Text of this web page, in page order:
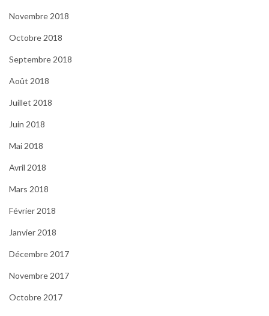
Novembre 2018
Octobre 2018
Septembre 2018
Août 2018
Juillet 2018
Juin 2018
Mai 2018
Avril 2018
Mars 2018
Février 2018
Janvier 2018
Décembre 2017
Novembre 2017
Octobre 2017